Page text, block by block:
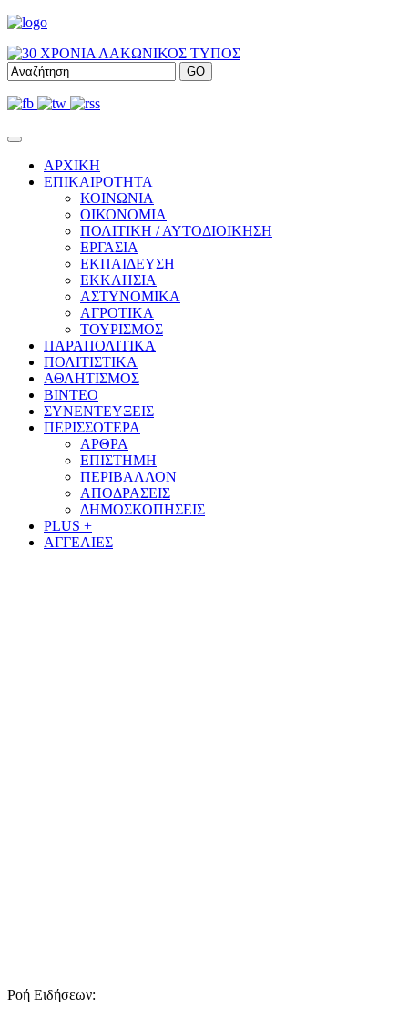
ΑΡΧΙΚΗ
ΕΠΙΚΑΙΡΟΤΗΤΑ
ΚΟΙΝΩΝΙΑ
ΟΙΚΟΝΟΜΙΑ
ΠΟΛΙΤΙΚΗ / ΑΥΤΟΔΙΟΙΚΗΣΗ
ΕΡΓΑΣΙΑ
ΕΚΠΑΙΔΕΥΣΗ
ΕΚΚΛΗΣΙΑ
ΑΣΤΥΝΟΜΙΚΑ
ΑΓΡΟΤΙΚΑ
ΤΟΥΡΙΣΜΟΣ
ΠΑΡΑΠΟΛΙΤΙΚΑ
ΠΟΛΙΤΙΣΤΙΚΑ
ΑΘΛΗΤΙΣΜΟΣ
ΒΙΝΤΕΟ
ΣΥΝΕΝΤΕΥΞΕΙΣ
ΠΕΡΙΣΣΟΤΕΡΑ
ΑΡΘΡΑ
ΕΠΙΣΤΗΜΗ
ΠΕΡΙΒΑΛΛΟΝ
ΑΠΟΔΡΑΣΕΙΣ
ΔΗΜΟΣΚΟΠΗΣΕΙΣ
PLUS +
ΑΓΓΕΛΙΕΣ
Ροή Ειδήσεων: